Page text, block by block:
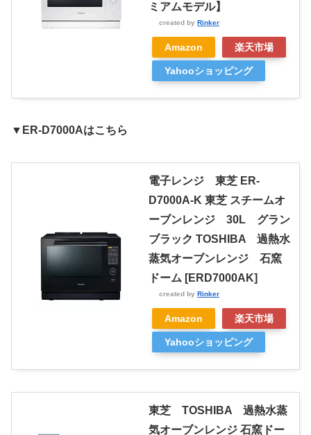
ミアムモデル】
created by Rinker
Amazon 楽天市場
Yahooショッピング
▼ER-D7000Aはこちら
電子レンジ 東芝 ER-
D7000A-K 東芝 スチームオ
ーブンレンジ 30L グラン
ブラック TOSHIBA 過熱水
蒸気オーブンレンジ 石窯
ドーム [ERD7000AK]
created by Rinker
Amazon 楽天市場
Yahooショッピング
東芝 TOSHIBA 過熱水蒸
気オーブンレンジ 石窯ドー